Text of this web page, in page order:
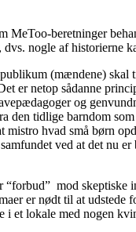
MeToo-beretninger
nogle af historierne
(mændene)
er netop sådanne
og
den tidlige barndom
mistro hvad små børn
ved at det nu
“forbud” mod
er nødt til at
i et lokale med nogen